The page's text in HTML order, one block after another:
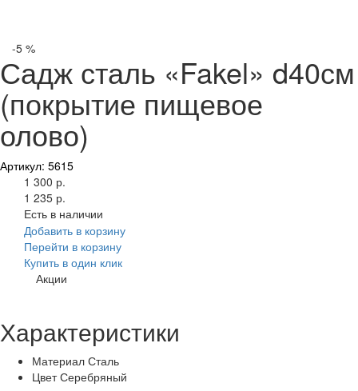
-5 %
Садж сталь «Fakel» d40см
(покрытие пищевое
олово)
Артикул: 5615
1 300 р.
1 235 р.
Есть в наличии
Добавить в корзину
Перейти в корзину
Купить в один клик
Акции
Характеристики
Материал Сталь
Цвет Серебряный